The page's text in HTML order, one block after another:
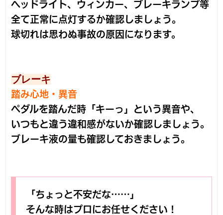
ヘッドライト、ウィンカー、ブレーキランプ等
全て正常に点灯するか確認しましょう。
球切れは思わぬ事故の原因になります。
ブレーキ
踏み心地・異音
ペダルを踏んだ時「キーっ」という異音や、
いつもと違う違和感がないか確認しましょう。
ブレーキ液の量も確認しておきましょう。
「ちょっと不安だな……」
そんな時はプロにお任せください！